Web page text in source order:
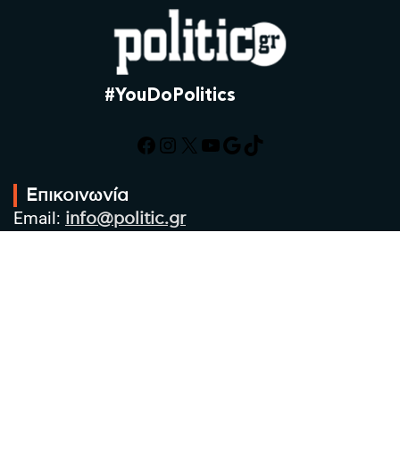
#YouDoPolitics
Facebook
Instagram
X YouTube
Google
TikTok
Επικοινωνία
Email: info@politic.gr